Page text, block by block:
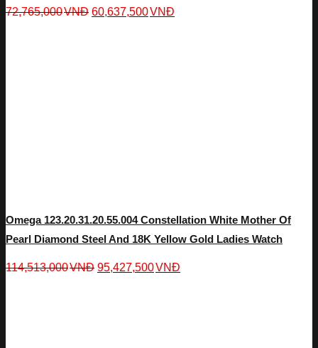
72,765,000VNĐ 60,637,500VNĐ
Omega 123.20.31.20.55.004 Constellation White Mother Of
Pearl Diamond Steel And 18K Yellow Gold Ladies Watch
114,513,000VNĐ 95,427,500VNĐ